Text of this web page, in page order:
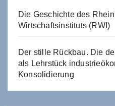
Die Geschichte des
Wirtschaftsinstituts (RWI)
Der stille Rückbau. Die
als Lehrstück
Konsolidierung